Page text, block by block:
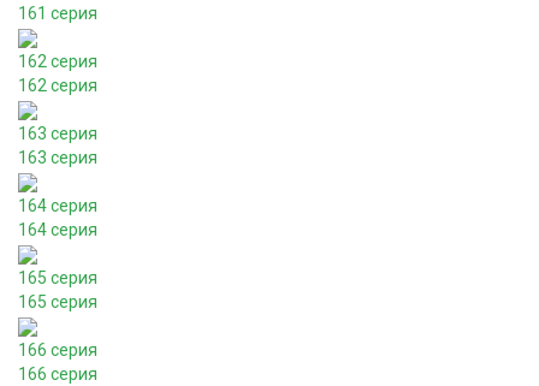
161 серия
162 серия
162 серия
163 серия
163 серия
164 серия
164 серия
165 серия
165 серия
166 серия
166 серия